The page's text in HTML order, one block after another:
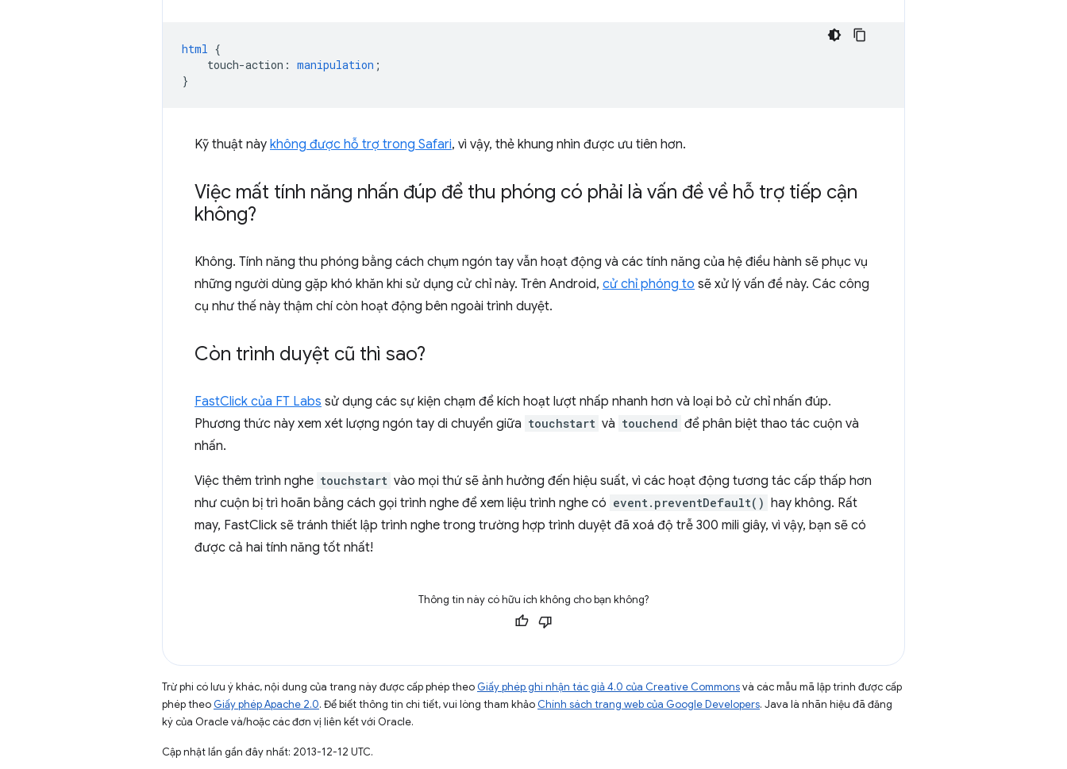
html {
touch-action : manipulation ;
}
Kỹ thuật này không được hỗ trợ trong Safari, vì vậy, thẻ khung nhìn được ưu tiên hơn.
Việc mất tính năng nhấn đúp để thu phóng có phải là vấn đề về hỗ trợ tiếp cận
không?
Không. Tính năng thu phóng bằng cách chụm ngón tay vẫn hoạt động và các tính năng của hệ điều hành sẽ phục vụ
những người dùng gặp khó khăn khi sử dụng cử chỉ này. Trên Android, cử chỉ phóng to sẽ xử lý vấn đề này. Các công
cụ như thế này thậm chí còn hoạt động bên ngoài trình duyệt.
Còn trình duyệt cũ thì sao?
FastClick của FT Labs sử dụng các sự kiện chạm để kích hoạt lượt nhấp nhanh hơn và loại bỏ cử chỉ nhấn đúp.
Phương thức này xem xét lượng ngón tay di chuyển giữa touchstart và touchend để phân biệt thao tác cuộn và
nhấn.
Việc thêm trình nghe touchstart vào mọi thứ sẽ ảnh hưởng đến hiệu suất, vì các hoạt động tương tác cấp thấp hơn
như cuộn bị trì hoãn bằng cách gọi trình nghe để xem liệu trình nghe có event.preventDefault() hay không. Rất
may, FastClick sẽ tránh thiết lập trình nghe trong trường hợp trình duyệt đã xoá độ trễ 300 mili giây, vì vậy, bạn sẽ có
được cả hai tính năng tốt nhất!
Thông tin này có hữu ích không cho bạn không?
Trừ phi có lưu ý khác, nội dung của trang này được cấp phép theo Giấy phép ghi nhận tác giả 4.0 của Creative Commonsvà các mẫu mã lập trình được cấp
phép theo Giấy phép Apache 2.0. Để biết thông tin chi tiết, vui lòng tham khảo Chính sách trang web của Google Developers. Java là nhãn hiệu đã đăng
ký của Oracle và/hoặc các đơn vị liên kết với Oracle.
Cập nhật lần gần đây nhất: 2013-12-12 UTC.